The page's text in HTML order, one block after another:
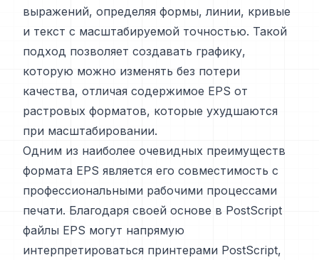
выражений, определяя формы, линии, кривые
и текст с масштабируемой точностью. Такой
подход позволяет создавать графику,
которую можно изменять без потери
качества, отличая содержимое EPS от
растровых форматов, которые ухудшаются
при масштабировании.
Одним из наиболее очевидных преимуществ
формата EPS является его совместимость с
профессиональными рабочими процессами
печати. Благодаря своей основе в PostScript
файлы EPS могут напрямую
интерпретироваться принтерами PostScript,